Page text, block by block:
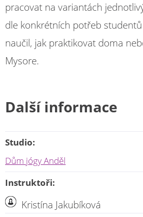
pracovat na variantách
dle konkrétních potřeb
naučil, jak praktikovat doma
Mysore.
Další informace
Studio:
Dům jógy Anděl
Instruktoři:
Kristína Jakubíková